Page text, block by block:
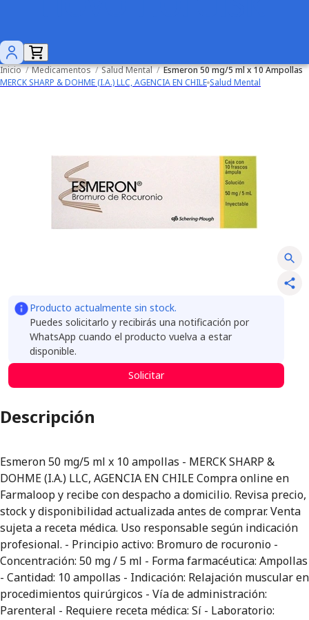
Inicio / Medicamentos / Salud Mental / Esmeron 50 mg/5 ml x 10 Ampollas
MERCK SHARP & DOHME (I.A.) LLC, AGENCIA EN CHILE Salud Mental
Producto actualmente sin stock.
Puedes solicitarlo y recibirás una notificación por
WhatsApp cuando el producto vuelva a estar
disponible.
Solicitar
Descripción
Esmeron 50 mg/5 ml x 10 ampollas - MERCK SHARP &
DOHME (I.A.) LLC, AGENCIA EN CHILE Compra online en
Farmaloop y recibe con despacho a domicilio. Revisa precio,
stock y disponibilidad actualizada antes de comprar. Venta
sujeta a receta médica. Uso responsable según indicación
profesional. - Principio activo: Bromuro de rocuronio -
Concentración: 50 mg / 5 ml - Forma farmacéutica: Ampollas
- Cantidad: 10 ampollas - Indicación: Relajación muscular en
procedimientos quirúrgicos - Vía de administración:
Parenteral - Requiere receta médica: Sí - Laboratorio: